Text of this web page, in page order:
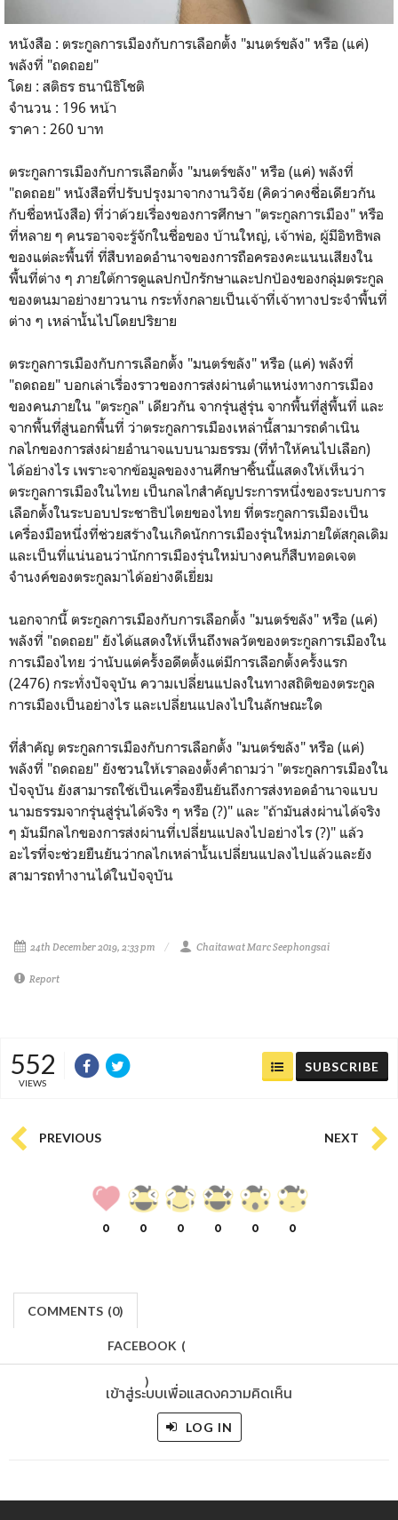
หนังสือ : ตระกูลการเมืองกับการเลือกตั้ง "มนตร์ขลัง" หรือ (แค่)
พลังที่ "ถดถอย"
โดย : สติธร ธนานิธิโชติ
จำนวน : 196 หน้า
ราคา : 260 บาท
ตระกูลการเมืองกับการเลือกตั้ง "มนตร์ขลัง" หรือ (แค่) พลังที่
"ถดถอย" หนังสือที่ปรับปรุงมาจากงานวิจัย (คิดว่าคงชื่อเดียวกัน
กับชื่อหนังสือ) ที่ว่าด้วยเรื่องของการศึกษา "ตระกูลการเมือง" หรือ
ที่หลาย ๆ คนรอาจจะรู้จักในชื่อของ บ้านใหญ่, เจ้าพ่อ, ผู้มีอิทธิพล
ของแต่ละพื้นที่ ที่สืบทอดอำนาจของการถือครองคะแนนเสียงใน
พื้นที่ต่าง ๆ ภายใต้การดูแลปกปักรักษาและปกป้องของกลุ่มตระกูล
ของตนมาอย่างยาวนาน กระทั่งกลายเป็นเจ้าที่เจ้าทางประจำพื้นที่
ต่าง ๆ เหล่านั้นไปโดยปริยาย
ตระกูลการเมืองกับการเลือกตั้ง "มนตร์ขลัง" หรือ (แค่) พลังที่
"ถดถอย" บอกเล่าเรื่องราวของการส่งผ่านตำแหน่งทางการเมือง
ของคนภายใน "ตระกูล" เดียวกัน จากรุ่นสู่รุ่น จากพื้นที่สู่พื้นที่ และ
จากพื้นที่สู่นอกพื้นที่ ว่าตระกูลการเมืองเหล่านี้สามารถดำเนิน
กลไกของการส่งผ่ายอำนาจแบบนามธรรม (ที่ทำให้คนไปเลือก)
ได้อย่างไร เพราะจากข้อมูลของงานศึกษาชิ้นนี้แสดงให้เห็นว่า
ตระกูลการเมืองในไทย เป็นกลไกสำคัญประการหนึ่งของระบบการ
เลือกตั้งในระบอบประชาธิปไตยของไทย ที่ตระกูลการเมืองเป็น
เครื่องมือหนึ่งที่ช่วยสร้างในเกิดนักการเมืองรุ่นใหม่ภายใต้สกุลเดิม
และเป็นที่แน่นอนว่านักการเมืองรุ่นใหม่บางคนก็สืบทอดเจต
จำนงค์ของตระกูลมาได้อย่างดีเยี่ยม
นอกจากนี้ ตระกูลการเมืองกับการเลือกตั้ง "มนตร์ขลัง" หรือ (แค่)
พลังที่ "ถดถอย" ยังได้แสดงให้เห็นถึงพลวัตของตระกูลการเมืองใน
การเมืองไทย ว่านับแต่ครั้งอดีตตั้งแต่มีการเลือกตั้งครั้งแรก
(2476) กระทั่งปัจจุบัน ความเปลี่ยนแปลงในทางสถิติของตระกูล
การเมืองเป็นอย่างไร และเปลี่ยนแปลงไปในลักษณะใด
ที่สำคัญ ตระกูลการเมืองกับการเลือกตั้ง "มนตร์ขลัง" หรือ (แค่)
พลังที่ "ถดถอย" ยังชวนให้เราลองตั้งคำถามว่า "ตระกูลการเมืองใน
ปัจจุบัน ยังสามารถใช้เป็นเครื่องยืนยันถึงการส่งทอดอำนาจแบบ
นามธรรมจากรุ่นสู่รุ่นได้จริง ๆ หรือ (?)" และ "ถ้ามันส่งผ่านได้จริง
ๆ มันมีกลไกของการส่งผ่านที่เปลี่ยนแปลงไปอย่างไร (?)" แล้ว
อะไรที่จะช่วยยืนยันว่ากลไกเหล่านั้นเปลี่ยนแปลงไปแล้วและยัง
สามารถทำงานได้ในปัจจุบัน
24th December 2019, 2:33 pm Chaitawat Marc Seephongsai
Report
552
VIEWS
SUBSCRIBE
PREVIOUS NEXT
0 0 0 0 0 0
COMMENTS (0)
FACEBOOK (
)
เข้าสู่ระบบเพื่อแสดงความคิดเห็น
LOG IN